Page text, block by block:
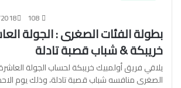
بطولة الفئات الصغرى : الجولة
خريبكة & شباب قصبة تادلة
يلاقي فريق أولمبيك خريبكة لحساب الجولة
الصغرى منافسه شباب قصبة تادلة، وذلك يوم الاحد 16